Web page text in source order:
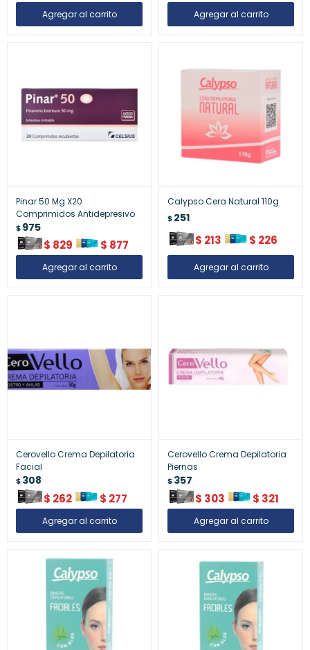
Pinar 50 Mg X20
Comprimidos Antidepresivo
$975
$ 829 $ 877
Calypso Cera Natural 110g
$251
$ 213 $ 226
Cerovello Crema Depilatoria
Facial
$308
$ 262 $ 277
Cerovello Crema Depilatoria
Piernas
$357
$ 303 $ 321